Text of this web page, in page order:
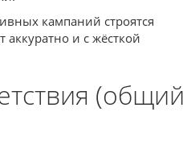
кампаний строятся
и с жёсткой